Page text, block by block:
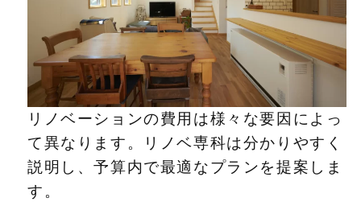
リノベーションの費用は様々な要因によっ
て異なります。リノベ専科は分かりやすく
説明し、予算内で最適なプランを提案しま
す。